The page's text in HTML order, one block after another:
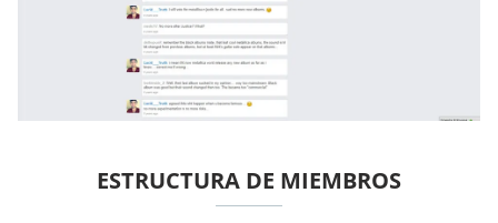
ESTRUCTURA DE MIEMBROS